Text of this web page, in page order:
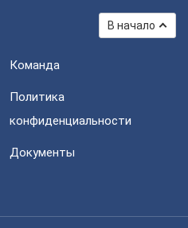
В начало
Команда
Политика
конфиденциальности
Документы